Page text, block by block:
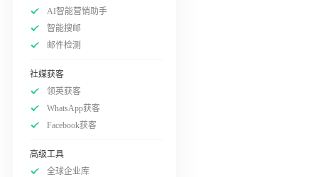
AI智能营销助手
智能搜邮
邮件检测
社媒获客
领英获客
WhatsApp获客
Facebook获客
高级工具
全球企业库